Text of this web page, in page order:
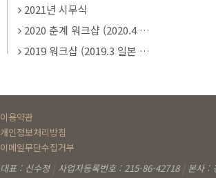
2021년 시무식
2020 춘계 워크샵 (2020.4 …
2019 워크샵 (2019.3 일본 …
이용약관
개인정보처리방침
이메일무단수집거부
대표 : 신수정 | 사업자등록번호 : 215-86-42718 | 본사 :